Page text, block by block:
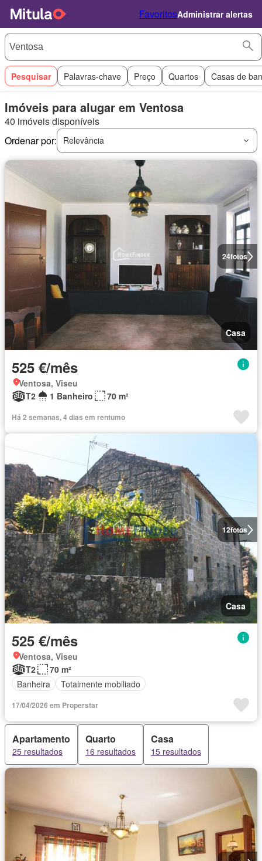
FavoritosAdministrar alertas
Pesquisar Palavras-chave Preço Quartos Casas de
Imóveis para alugar em Ventosa
40 imóveis disponíveis
Ordenar por:
Relevância
24fotos
Casa
525 €/mês
Ventosa, Viseu
T2
1 Banheiro 70 m²
Há 2 semanas, 4 dias em rentumo
12fotos
Casa
525 €/mês
Ventosa, Viseu
T2
70 m²
Banheira
Totalmente mobiliado
17/04/2026 em Properstar
Apartamento
25 resultados
Quarto
16 resultados
Casa
15 resultados